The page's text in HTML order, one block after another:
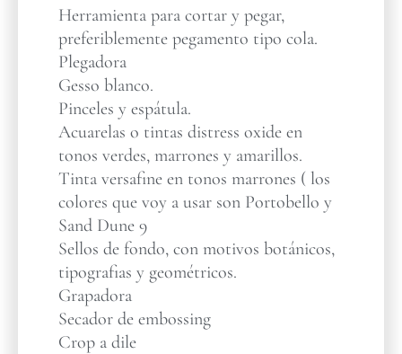
Herramienta para cortar y pegar,
preferiblemente pegamento tipo cola.
Plegadora
Gesso blanco.
Pinceles y espátula.
Acuarelas o tintas distress oxide en
tonos verdes, marrones y amarillos.
Tinta versafine en tonos marrones ( los
colores que voy a usar son Portobello y
Sand Dune 9
Sellos de fondo, con motivos botánicos,
tipografias y geométricos.
Grapadora
Secador de embossing
Crop a dile